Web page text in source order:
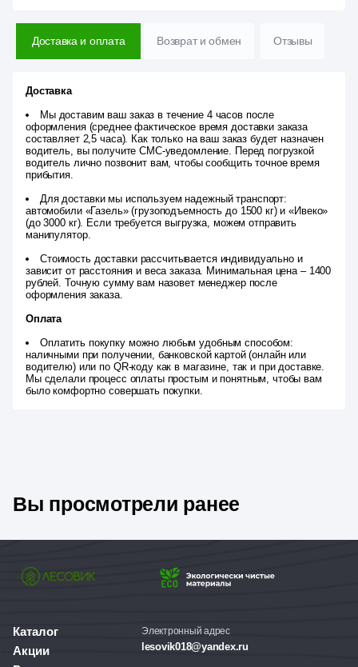
Доставка и оплата Возврат и обмен Отзывы
Доставка
Мы доставим ваш заказ в течение 4 часов после
оформления (среднее фактическое время доставки заказа
составляет 2,5 часа). Как только на ваш заказ будет назначен
водитель, вы получите СМС-уведомление. Перед погрузкой
водитель лично позвонит вам, чтобы сообщить точное время
прибытия.
Для доставки мы используем надежный транспорт:
автомобили «Газель» (грузоподъемность до 1500 кг) и «Ивеко»
(до 3000 кг). Если требуется выгрузка, можем отправить
манипулятор.
Стоимость доставки рассчитывается индивидуально и
зависит от расстояния и веса заказа. Минимальная цена – 1400
рублей. Точную сумму вам назовет менеджер после
оформления заказа.
Оплата
Оплатить покупку можно любым удобным способом:
наличными при получении, банковской картой (онлайн или
водителю) или по QR-коду как в магазине, так и при доставке.
Мы сделали процесс оплаты простым и понятным, чтобы вам
было комфортно совершать покупки.
Вы просмотрели ранее
Каталог
Акции
Электронный адрес
lesovik018@yandex.ru